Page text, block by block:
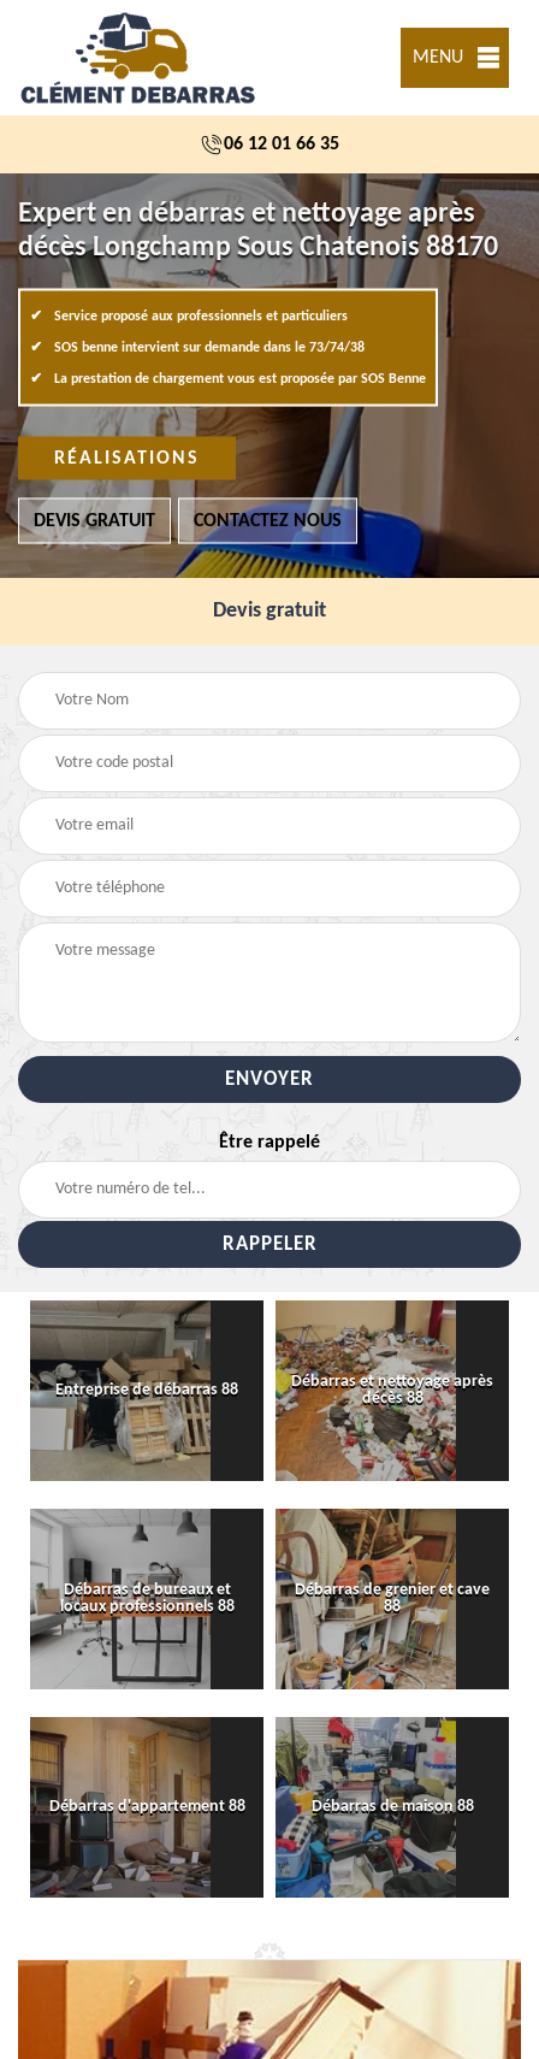
MENU
06 12 01 66 35
Expert en débarras et nettoyage après
décès Longchamp Sous Chatenois 88170
Service proposé aux professionnels et particuliers
SOS benne intervient sur demande dans le 73/74/38
La prestation de chargement vous est proposée par SOS Benne
RÉALISATIONS
DEVIS GRATUIT CONTACTEZ NOUS
Devis gratuit
Être rappelé
Entreprise de débarras 88
Débarras et nettoyage après
décès 88
Débarras de bureaux et
locaux professionnels 88
Débarras de grenier et cave
88
Débarras d'appartement 88 Débarras de maison 88